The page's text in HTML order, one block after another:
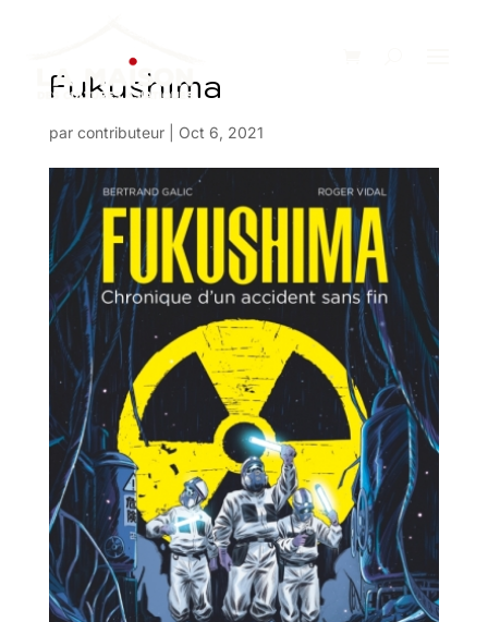
Fukushima
par contributeur| Oct 6, 2021